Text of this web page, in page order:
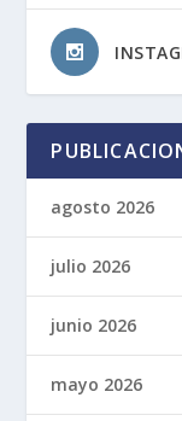
agosto 2026
julio 2026
junio 2026
mayo 2026